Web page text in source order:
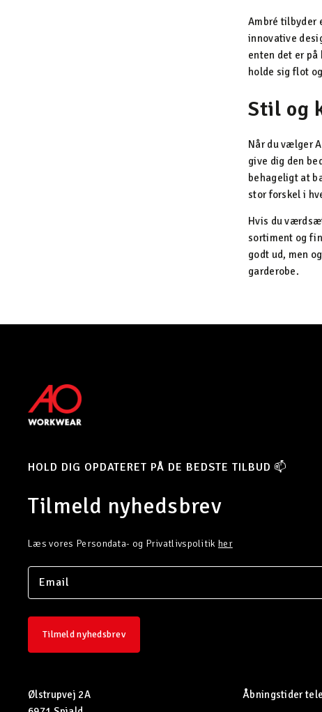
Ambré tilbyder
innovative
enten det er
holde sig flot
Stil og
Når du vælger
give dig den
behageligt at
stor forskel i
Hvis du
sortiment og
godt ud, men
garderobe.
HOLD DIG OPDATERET PÅ DE BEDSTE TILBUD 📫
Tilmeld nyhedsbrev
Læs vores Persondata- og Privatlivspolitik her
Tilmeld nyhedsbrev
Ølstrupvej 2A
Åbningstider